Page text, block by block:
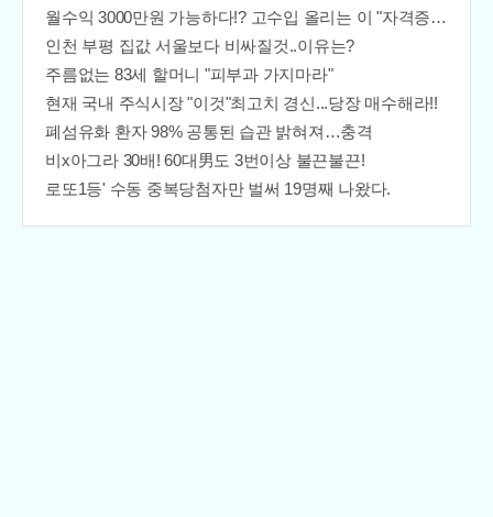
월수익 3000만원 가능하다!? 고수입 올리는 이 "자격증"에 몰리는 이유 알고보니…
인천 부평 집값 서울보다 비싸질것..이유는?
주름없는 83세 할머니 "피부과 가지마라"
현재 국내 주식시장 "이것"최고치 경신...당장 매수해라!!
폐섬유화 환자 98% 공통된 습관 밝혀져…충격
비x아그라 30배! 60대男도 3번이상 불끈불끈!
로또1등' 수동 중복당첨자만 벌써 19명째 나왔다.